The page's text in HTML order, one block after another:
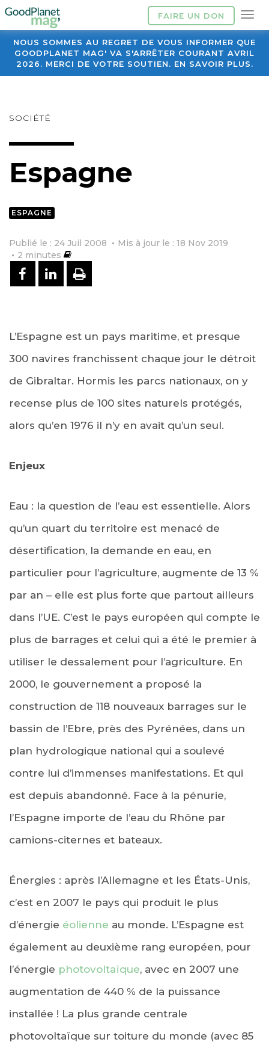
FAIRE UN DON
NOUS SOMMES AU REGRET DE VOUS INFORMER QUE
GOODPLANET MAG' VA S'ARRÊTER COURANT AVRIL
2026. MERCI DE VOTRE SOUTIEN. EN SAVOIR PLUS.
SOCIÉTÉ
Espagne
ESPAGNE
Publié le : 24 Juil 2008
Mis à jour le : 18 Nov 2019
2 minutes
PARTAGER SUR FACEBOOK
PARTAGER SUR LINKEDIN
IMPRIMER
L’Espagne est un pays maritime, et presque
300 navires franchissent chaque jour le détroit
de Gibraltar. Hormis les parcs nationaux, on y
recense plus de 100 sites naturels protégés,
alors qu’en 1976 il n’y en avait qu’un seul.
Enjeux
Eau : la question de l’eau est essentielle. Alors
qu’un quart du territoire est menacé de
désertification, la demande en eau, en
particulier pour l’agriculture, augmente de 13 %
par an – elle est plus forte que partout ailleurs
dans l’UE. C’est le pays européen qui compte le
plus de barrages et celui qui a été le premier à
utiliser le dessalement pour l’agriculture. En
2000, le gouvernement a proposé la
construction de 118 nouveaux barrages sur le
bassin de l’Ebre, près des Pyrénées, dans un
plan hydrologique national qui a soulevé
contre lui d’immenses manifestations. Et qui
est depuis abandonné. Face à la pénurie,
l’Espagne importe de l’eau du Rhône par
camions-citernes et bateaux.
Énergies : après l’Allemagne et les États-Unis,
c’est en 2007 le pays qui produit le plus
d’énergie éolienne au monde. L’Espagne est
également au deuxième rang européen, pour
l’énergie photovoltaïque, avec en 2007 une
augmentation de 440 % de la puissance
installée ! La plus grande centrale
photovoltaïque sur toiture du monde (avec 85